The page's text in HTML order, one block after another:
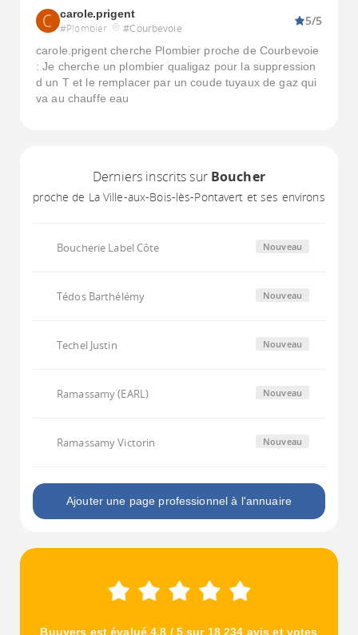
carole.prigent
#Plombier #Courbevoie
5/5
carole.prigent cherche Plombier proche de Courbevoie
: Je cherche un plombier qualigaz pour la suppression
d un T et le remplacer par un coude tuyaux de gaz qui
va au chauffe eau
Derniers inscrits sur Boucher
proche de La Ville-aux-Bois-lès-Pontavert et ses environs
Boucherie Label Côte Nouveau
Tédos Barthélémy Nouveau
Techel Justin Nouveau
Ramassamy (EARL) Nouveau
Ramassamy Victorin Nouveau
Ajouter une page professionnel à l'annuaire
Buuyers est évalué 4.8 / 5 sur 18 234 avis et votes